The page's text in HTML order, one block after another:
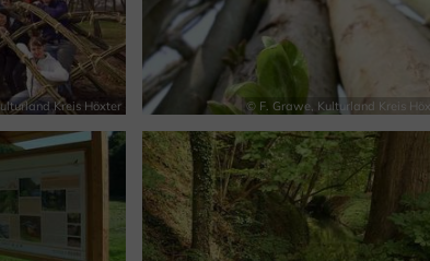
Kreis Höxter © F. Grawe, Kulturland Kreis